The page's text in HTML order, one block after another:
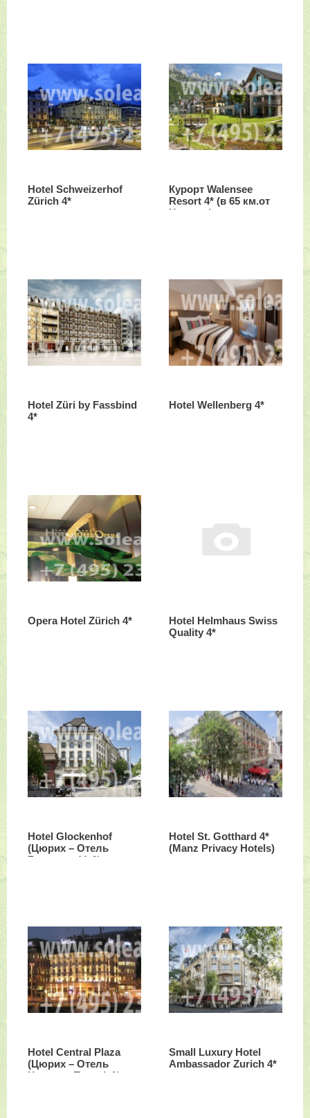
Hotel Schweizerhof
Zürich 4*
Курорт Walensee
Resort 4* (в 65 км.от
Цюриха)
Hotel Züri by Fassbind
4*
Hotel Wellenberg 4*
Opera Hotel Zürich 4*
Hotel Helmhaus Swiss
Quality 4*
Hotel Glockenhof
(Цюрих – Отель
Глокенхоф) 4*
Hotel St. Gotthard 4*
(Manz Privacy Hotels)
Hotel Central Plaza
(Цюрих – Отель
Централ Плаза) 4*
Small Luxury Hotel
Ambassador Zurich 4*